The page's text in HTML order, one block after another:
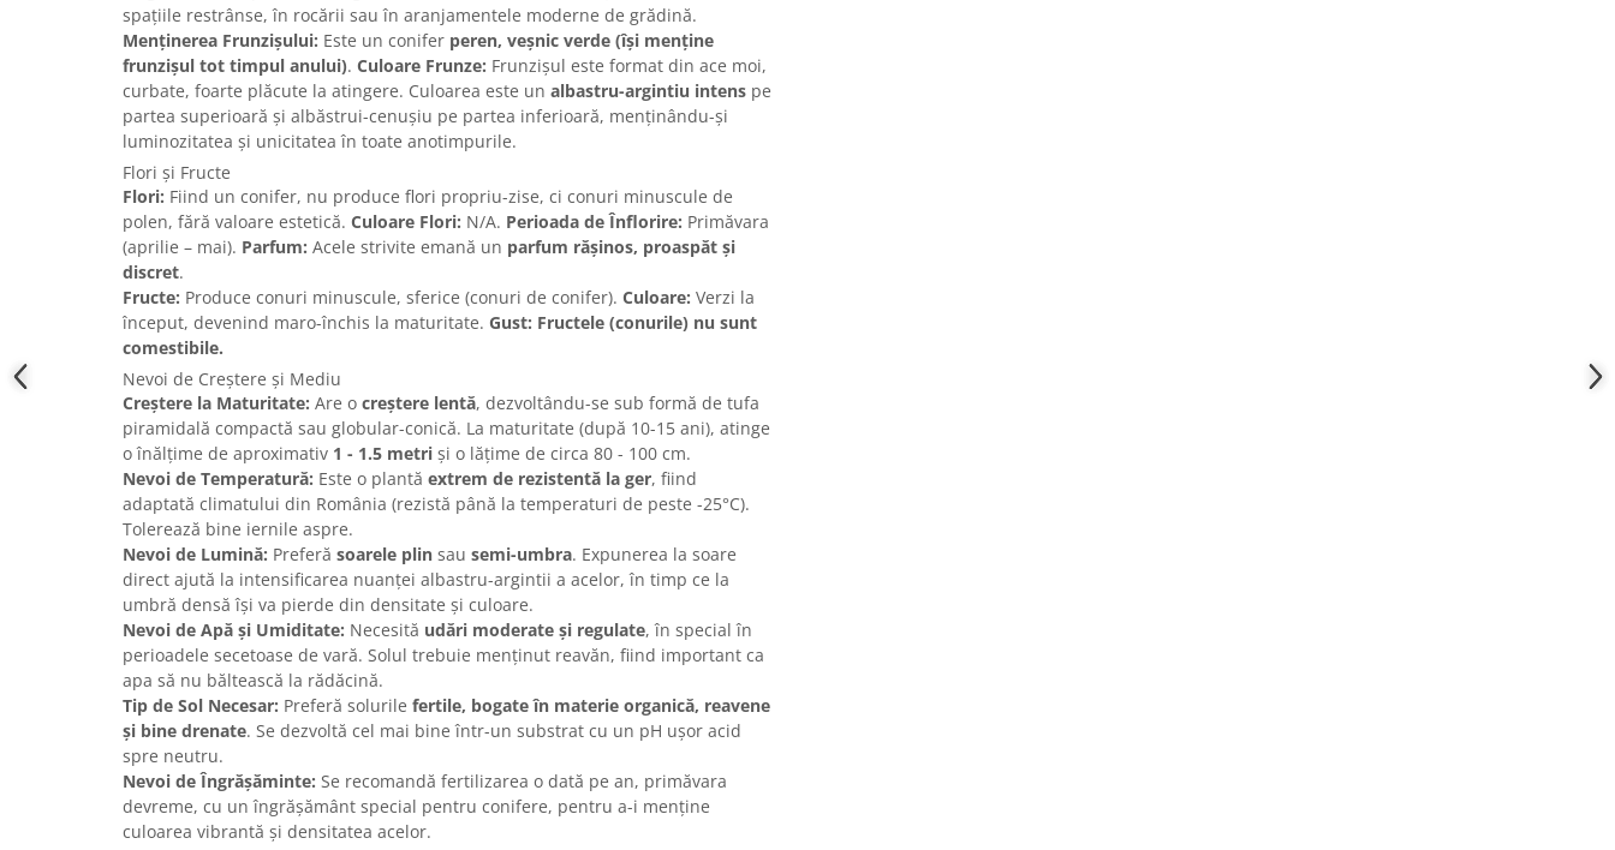
spațiile restrânse, în rocării sau în aranjamentele moderne de grădină.
Menținerea Frunzișului: Este un conifer peren, veșnic verde (își menține
frunzișul tot timpul anului). Culoare Frunze: Frunzișul este format din ace moi,
curbate, foarte plăcute la atingere. Culoarea este un albastru-argintiu intens pe
partea superioară și albăstrui-cenușiu pe partea inferioară, menținându-și
luminozitatea și unicitatea în toate anotimpurile.
Flori și Fructe
Flori: Fiind un conifer, nu produce flori propriu-zise, ci conuri minuscule de
polen, fără valoare estetică. Culoare Flori: N/A. Perioada de Înflorire: Primăvara
(aprilie – mai). Parfum: Acele strivite emană un parfum rășinos, proaspăt și
discret.
Fructe: Produce conuri minuscule, sferice (conuri de conifer). Culoare: Verzi la
început, devenind maro-închis la maturitate. Gust: Fructele (conurile) nu sunt
comestibile.
Nevoi de Creștere și Mediu
Creștere la Maturitate: Are o creștere lentă, dezvoltându-se sub formă de tufa
piramidală compactă sau globular-conică. La maturitate (după 10-15 ani), atinge
o înălțime de aproximativ 1 - 1.5 metri și o lățime de circa 80 - 100 cm.
Nevoi de Temperatură: Este o plantă extrem de rezistentă la ger, fiind
adaptată climatului din România (rezistă până la temperaturi de peste -25°C).
Tolerează bine iernile aspre.
Nevoi de Lumină: Preferă soarele plin sau semi-umbra. Expunerea la soare
direct ajută la intensificarea nuanței albastru-argintii a acelor, în timp ce la
umbră densă își va pierde din densitate și culoare.
Nevoi de Apă și Umiditate: Necesită udări moderate și regulate, în special în
perioadele secetoase de vară. Solul trebuie menținut reavăn, fiind important ca
apa să nu băltească la rădăcină.
Tip de Sol Necesar: Preferă solurile fertile, bogate în materie organică, reavene
și bine drenate. Se dezvoltă cel mai bine într-un substrat cu un pH ușor acid
spre neutru.
Nevoi de Îngrășăminte: Se recomandă fertilizarea o dată pe an, primăvara
devreme, cu un îngrășământ special pentru conifere, pentru a-i menține
culoarea vibrantă și densitatea acelor.